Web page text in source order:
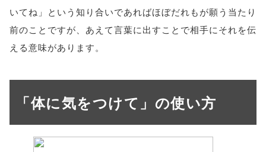
いてね」という知り合いであればほぼだれもが願う当たり
前のことですが、あえて言葉に出すことで相手にそれを伝
える意味があります。
「体に気をつけて」の使い方